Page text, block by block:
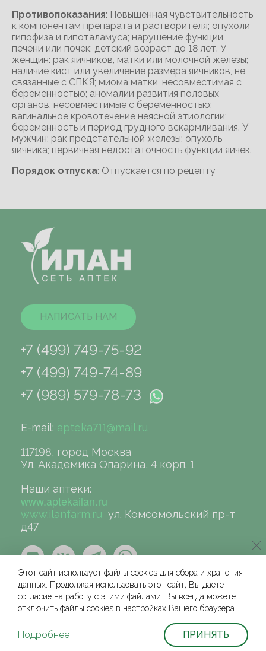
Противопоказания: Повышенная чувствительность
к компонентам препарата и растворителя; опухоли
гипофиза и гипоталамуса; нарушение функции
печени или почек; детский возраст до 18 лет. У
женщин: рак яичников, матки или молочной железы;
наличие кист или увеличение размера яичников, не
связанные с СПКЯ; миома матки, несовместимая с
беременностью; аномалии развития половых
органов, несовместимые с беременностью;
вагинальное кровотечение неясной этиологии;
беременность и период грудного вскармливания. У
мужчин: рак предстательной железы; опухоль
яичника; первичная недостаточность функции яичек.
Порядок отпуска: Отпускается по рецепту
НАПИСАТЬ НАМ
+7 (499) 749-75-92
+7 (499) 749-74-89
+7 (989) 579-78-73
E-mail: apteka711@mail.ru
117198, город Москва
Ул. Академика Опарина, 4 корп. 1
Наши аптеки:
www.aptekailan.ru
www.ilanfarm.ru ул. Комсомольский пр-т
д47
©сеть аптек «ИЛАН», 2004-2026
Условия и соглашения для физических лиц
Политика защиты и обработки персональных данных
Этот сайт использует файлы cookies для сбора и хранения
данных. Продолжая использовать этот сайт, Вы даете
согласие на работу с этими файлами. Вы всегда можете
отключить файлы cookies в настройках Вашего браузера.
Подробнее ПРИНЯТЬ